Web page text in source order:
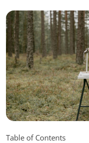
Table of Contents